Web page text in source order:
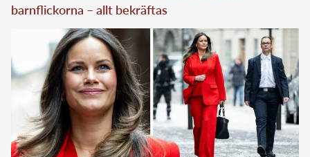
barnflickorna – allt bekräftas